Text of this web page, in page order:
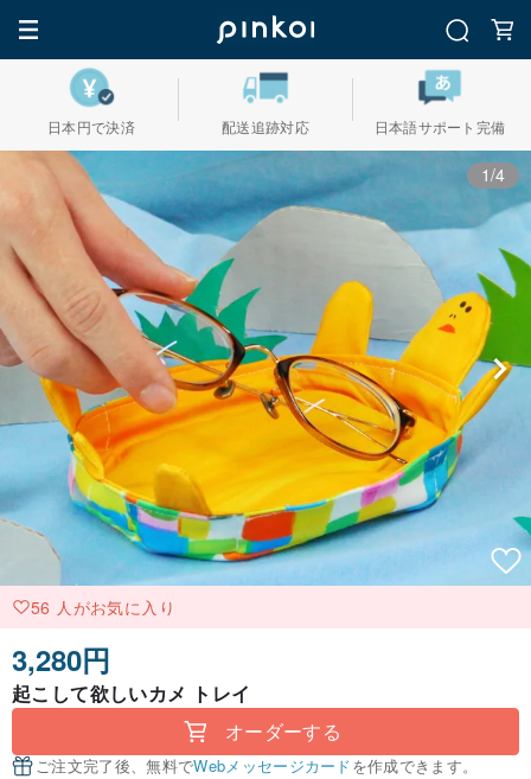
日本円で決済 配送追跡対応 日本語サポート完備
1/4
56 人がお気に入り
3,280円
起こして欲しいカメ トレイ
オーダーする
ご注文完了後、無料でWebメッセージカードを作成できます。